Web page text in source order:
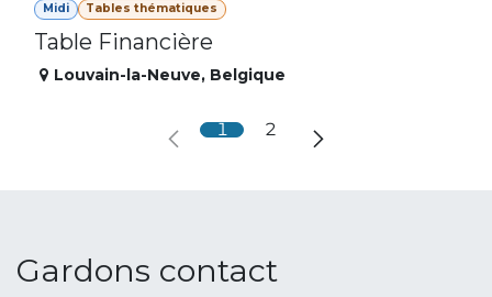
Midi Tables thématiques
Table Financière
Louvain-la-Neuve, Belgique
1 2
Gardons contact